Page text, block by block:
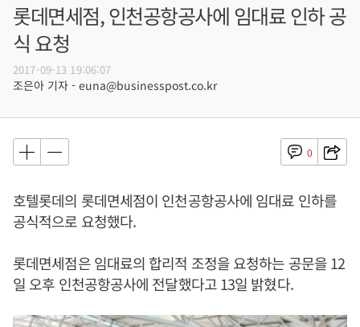
롯데면세점, 인천공항공사에 임대료 인하 공
식 요청
2017-09-13 19:06:07
조은아 기자 - euna@businesspost.co.kr
0
호텔롯데의 롯데면세점이 인천공항공사에 임대료 인하를
공식적으로 요청했다.
롯데면세점은 임대료의 합리적 조정을 요청하는 공문을 12
일 오후 인천공항공사에 전달했다고 13일 밝혔다.